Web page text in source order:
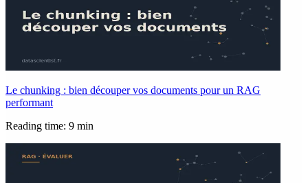
Le chunking : bien découper vos documents pour un RAG
performant
Reading time: 9 min